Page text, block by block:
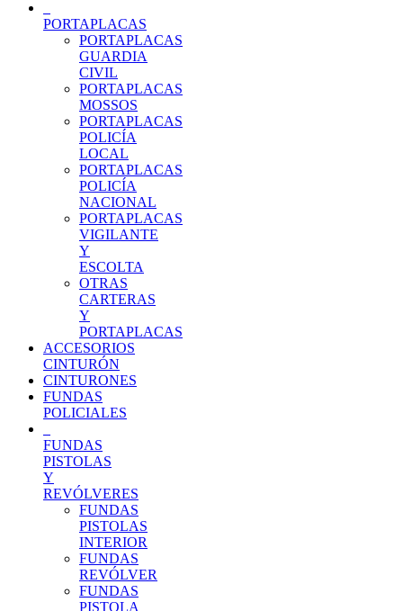
PORTAPLACAS
PORTAPLACAS
GUARDIA
CIVIL
PORTAPLACAS
MOSSOS
PORTAPLACAS
POLICÍA
LOCAL
PORTAPLACAS
POLICÍA
NACIONAL
PORTAPLACAS
VIGILANTE
Y
ESCOLTA
OTRAS
CARTERAS
Y
PORTAPLACAS
ACCESORIOS
CINTURÓN
CINTURONES
FUNDAS
POLICIALES
FUNDAS
PISTOLAS
Y
REVÓLVERES
FUNDAS
PISTOLAS
INTERIOR
FUNDAS
REVÓLVER
FUNDAS
PISTOLA